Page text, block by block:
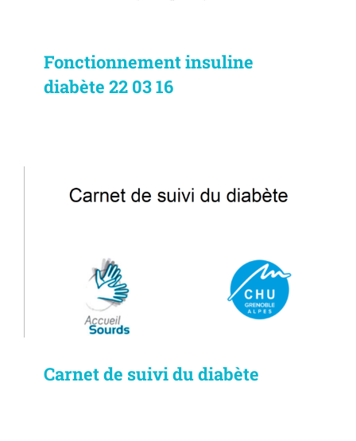
Fonctionnement insuline
diabète 22 03 16
Carnet de suivi du diabète